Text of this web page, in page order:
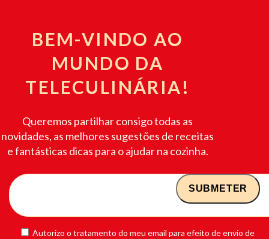
BEM-VINDO AO
MUNDO DA
TELECULINÁRIA!
Queremos partilhar consigo todas as
novidades, as melhores sugestões de receitas
e fantásticas dicas para o ajudar na cozinha.
Autorizo o tratamento do meu email para efeito de envio de